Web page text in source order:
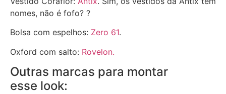
nomes, não é fofo? ?
Bolsa com espelhos: Zero 61.
Oxford com salto: Rovelon.
Outras marcas para montar
esse look: